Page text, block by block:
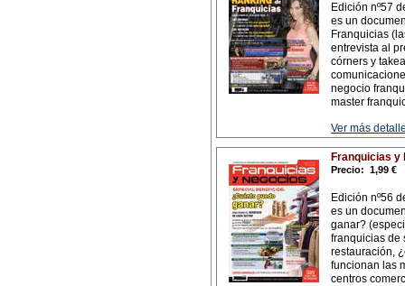
Edición nº57
es un
Franquicias
entrevista al
córners y
negocio
master
Ver más
Franquicias y
Precio: 1,99 €
Edición nº56
es un
ganar?
franquicias de
restauración,
funcionan las
centros